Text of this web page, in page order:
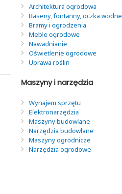
Architektura ogrodowa
Baseny, fontanny, oczka wodne
Bramy i ogrodzenia
Meble ogrodowe
Nawadnianie
Oświetlenie ogrodowe
Uprawa roślin
Maszyny i narzędzia
Wynajem sprzętu
Elektronarzędzia
Maszyny budowlane
Narzędzia budowlane
Maszyny ogrodnicze
Narzędzia ogrodowe